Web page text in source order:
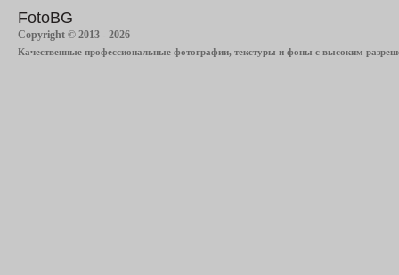
FotoBG
Copyright © 2013 - 2026
Качественные профессиональные фотографии, текстуры и фоны с высоким